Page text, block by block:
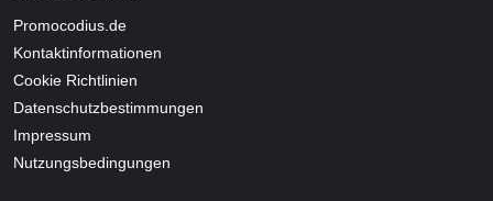
Promocodius.de
Kontaktinformationen
Cookie Richtlinien
Datenschutzbestimmungen
Impressum
Nutzungsbedingungen